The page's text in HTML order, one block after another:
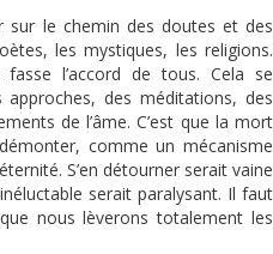
sur le chemin des doutes et des
les mystiques, les religions.
l’accord de tous. Cela se
des méditations, des
de l’âme. C’est que la mort
comme un mécanisme
S’en détourner serait vaine
serait paralysant. Il faut
nous lèverons totalement les